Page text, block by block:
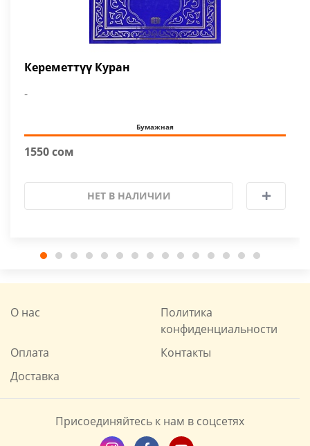
Кереметтүү Куран
-
Бумажная
1550 сом
НЕТ В НАЛИЧИИ
О нас
Политика
конфиденциальности
Оплата
Контакты
Доставка
Присоединяйтесь к нам в соцсетях